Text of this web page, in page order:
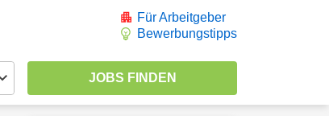
Für Arbeitgeber
Bewerbungstipps